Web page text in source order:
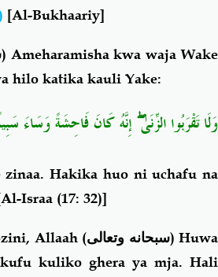
[Al-Bukhaariy]
) Ameharamisha kwa waja Wake
hilo katika kauli Yake:
وَلَا تَقْرَبُوا الزِّنَىٰ ۖ إِنَّهُ كَانَ فَاحِشَةً وَسَاءَ
Hakika huo ni uchafu na
Israa (17: 32)]
Allaah (سبحانه وتعالى) Huwa
kuliko ghera ya mja. Hali